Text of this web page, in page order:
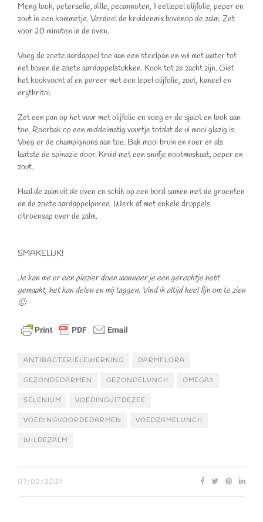
Meng look, peterselie, dille, pecannoten, 1 eetlepel olijfolie, peper en
zout in een kommetje. Verdeel de kruidenmix bovenop de zalm. Zet
voor 20 minuten in de oven.
Voeg de zoete aardappel toe aan een steelpan en vul met water tot
net boven de zoete aardappelstukken. Kook tot ze zacht zijn. Giet
het kookvocht af en pureer met een lepel olijfolie, zout, kaneel en
erythritol.
Zet een pan op het vuur met olijfolie en voeg er de sjalot en look aan
toe. Roerbak op een middelmatig vuurtje totdat de ui mooi glazig is.
Voeg er de champignons aan toe. Bak mooi bruin en roer er als
laatste de spinazie door. Kruid met een snufje nootmuskaat, peper en
zout.
Haal de zalm uit de oven en schik op een bord samen met de groenten
en de zoete aardappelpuree. Werk af met enkele druppels
citroensap over de zalm.
SMAKELIJK!
Je kan me er een plezier doen wanneer je een gerechtje hebt
gemaakt, het kan delen en mij taggen. Vind ik altijd heel fijn om te zien
🙂
ANTIBACTERIELEWERKING DARMFLORA
GEZONDEDARMEN GEZONDELUNCH OMEGA3
SELENIUM VOEDINGUITDEZEE
VOEDINGVOORDEDARMEN VOEDZAMELUNCH
WILDEZALM
07/02/2021